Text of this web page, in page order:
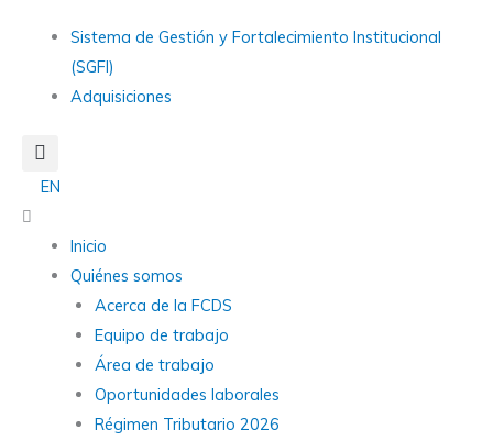
contenido
Main
Sistema de Gestión y Fortalecimiento Institucional
(SGFI)
Adquisiciones
EN
Main
Menu
Inicio
Quiénes somos
Acerca de la FCDS
Equipo de trabajo
Área de trabajo
Oportunidades laborales
Régimen Tributario 2026